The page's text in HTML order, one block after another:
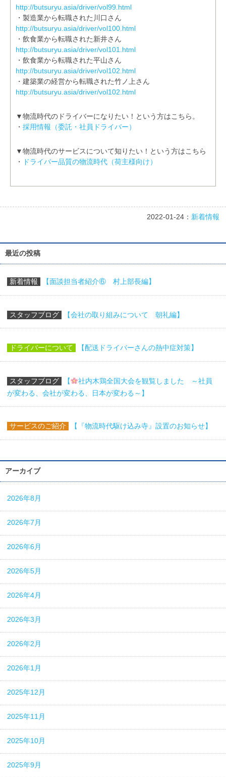
http://butsuryu.asia/driver/vol99.html
・製造業から転職された川口さん
http://butsuryu.asia/driver/vol100.html
・飲食業から転職された新井さん
http://butsuryu.asia/driver/vol101.html
・飲食業から転職された平山さん
http://butsuryu.asia/driver/vol102.html
・建築業の経営から転職された竹ノ上さん
http://butsuryu.asia/driver/vol102.html
▼物流時代のドライバーになりたい！という方はこちら。
・ 採用情報（委託・社員ドライバー）
▼物流時代のサービスについて知りたい！という方はこちら
・
ドライバー品質の物流時代（荷主様向け）
2022-01-24： 新着情報
最近の投稿
新着情報 【面談担当者紹介⑥ 村上部長編】
スタッフブログ 【会社の取り組みについて 朝礼編】
ドライバーについて 【配送ドライバーさんの熱中症対策】
スタッフブログ 【
社内木鶏全国大会を観覧しました ～社員
が変わる、会社が変わる、日本が変わる～】
サービスのご紹介 【『物流時代駆け込み寺』設置のお知らせ】
アーカイブ
2026年8月
2026年7月
2026年6月
2026年5月
2026年4月
2026年3月
2026年2月
2026年1月
2025年12月
2025年11月
2025年10月
2025年9月